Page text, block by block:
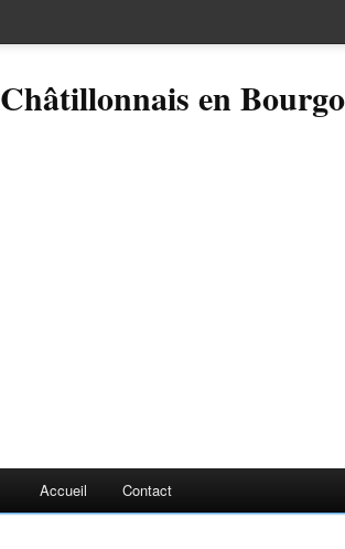
Châtillonnais en
Accueil Contact